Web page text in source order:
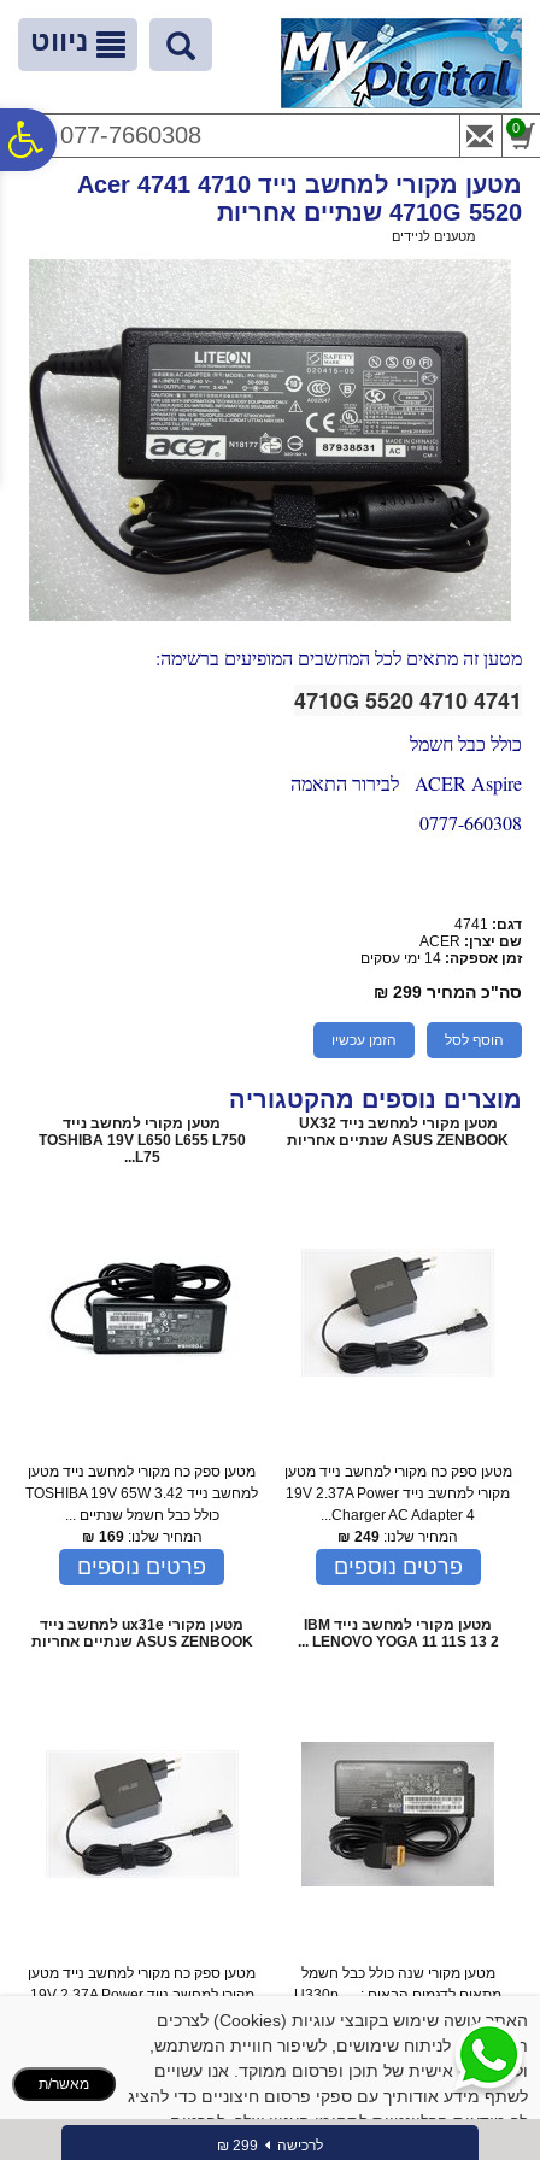
נגישות
המרכזי
ניווט
077-7660308 0
מטען מקורי למחשב נייד Acer 4741 4710
4710G 5520 שנתיים אחריות
מטענים לניידים
מטען זה מתאים לכל המחשבים המופיעים ברשימה:
4741 4710 4710G 5520
כולל כבל חשמל
ACER Aspire לבירור התאמה
0777-660308
דגם: 4741
שם יצרן: ACER
זמן אספקה: 14 ימי עסקים
סה"כ המחיר 299 ₪
הוסף לסל הזמן עכשיו
מוצרים נוספים מהקטגוריה
מטען מקורי למחשב נייד UX32
ASUS ZENBOOK שנתיים אחריות
מטען ספק כח מקורי למחשב נייד מטען
מקורי למחשב נייד 19V 2.37A Power
Charger AC Adapter 4...
המחיר שלנו: 249
₪
פרטים נוספים
מטען מקורי למחשב נייד
TOSHIBA 19V L650 L655 L750
L75...
מטען ספק כח מקורי למחשב נייד מטען
למחשב נייד TOSHIBA 19V 65W 3.42
כולל כבל חשמל שנתיים ...
המחיר שלנו:169
₪
פרטים נוספים
מטען מקורי למחשב נייד IBM
LENOVO YOGA 11 11S 13 2 ...
מטען מקורי שנה כולל כבל חשמל
מתאים לדגמים הבאים : U330p
Series Lenovo Idea...
המחיר שלנו: 199
₪
פרטים נוספים
מטען מקורי ux31e למחשב נייד
ASUS ZENBOOK שנתיים אחריות
מטען ספק כח מקורי למחשב נייד מטען
מקורי למחשב נייד 19V 2.37A Power
Charger AC Adapter 4...
המחיר שלנו:
פרטים נוספים
לרכישה 299 ₪
האתר עושה שימוש בקובצי עוגיות (Cookies) לצרכים
תפעוליים, לניתוח שימושים, לשיפור חוויית המשתמש,
ולהתאמה אישית של תוכן ופרסום ממוקד. אנו עשויים
לשתף מידע אודותיך עם ספקי פרסום חיצוניים כדי להציג
לך מודעות הרלוונטיות לתחומי העניין שלך. לפרטים
לינק למדיניות הקוקיז
מאשר/ת